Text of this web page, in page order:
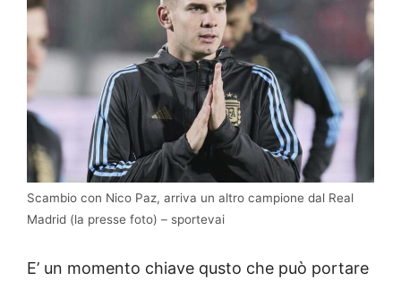
Scambio con Nico Paz, arriva un altro campione dal Real
Madrid (la presse foto) – sportevai
E’ un momento chiave qusto che può portare